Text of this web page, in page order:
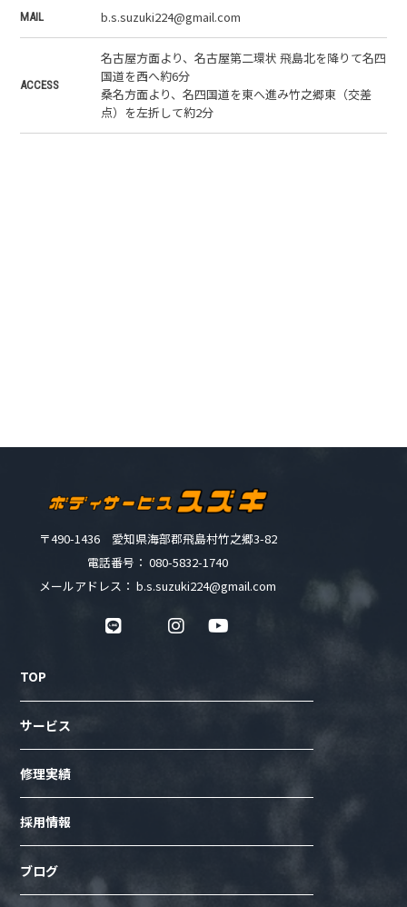
MAIL b.s.suzuki224@gmail.com
ACCESS
名古屋方面より、名古屋第二環状 飛島北を降りて名四
国道を西へ約6分
桑名方面より、名四国道を東へ進み竹之郷東（交差
点）を左折して約2分
〒490-1436 愛知県海部郡飛島村竹之郷3-82
電話番号： 080-5832-1740
メールアドレス： b.s.suzuki224@gmail.com
TOP
サービス
修理実績
採用情報
ブログ